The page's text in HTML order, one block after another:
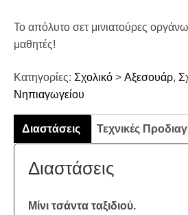
Το απόλυτο σετ μινιατούρες
μαθητές!
Κατηγορίες: Σχολικό > Αξεσουάρ,
Νηπιαγωγείου
Διαστάσεις Τεχνικές
Διαστάσεις
Μίνι τσάντα ταξιδιού.